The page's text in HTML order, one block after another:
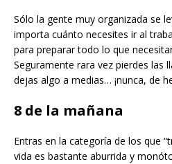
Sólo la gente muy organizada se
importa cuánto necesites ir al
para preparar todo lo que
Seguramente rara vez pierdes las
dejas algo a medias… ¡nunca, de
8 de la mañana
Entras en la categoría de los que
vida es bastante aburrida y